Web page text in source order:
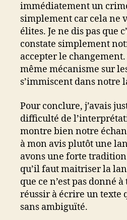
immédiatement un
simplement car cela ne
élites. Je ne dis pas que
constate simplement
accepter le changement.
même mécanisme sur
s’immiscent dans notre
Pour conclure, j’avais
difficulté de
montre bien notre
à mon avis plutôt une
avons une forte
qu’il faut maitriser la
que ce n’est pas donné
réussir à écrire un texte
sans ambiguïté.